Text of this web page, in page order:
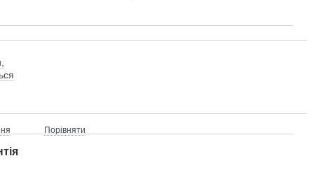
Порівняти